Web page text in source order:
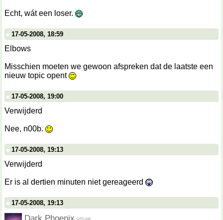
Echt, wát een loser.
17-05-2008, 18:59
Elbows
Misschien moeten we gewoon afspreken dat de laatste een
nieuw topic opent
17-05-2008, 19:00
Verwijderd
Nee, n00b.
17-05-2008, 19:13
Verwijderd
Er is al dertien minuten niet gereageerd
17-05-2008, 19:13
Dark Phoenix